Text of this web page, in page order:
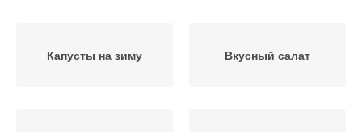
Капусты на зиму Вкусный салат